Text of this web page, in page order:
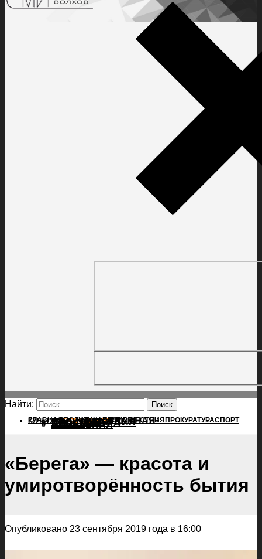
Найти:
ГЛАВНАЯПОЛИТИКАПРОИСШЕСТВИЯ ПРОКУРАТУРАСПОРТ
КУЛЬТУРАПОСЕЛЕНИЯГЛАВНАЯ
ПОЛИТИКА
ПРОИСШЕСТВИЯ
ПРОКУРАТУРА
СПОРТ
КУЛЬТУРА
ПОСЕЛЕНИЯ
«Берега» — красота и
умиротворённость бытия
Опубликовано 23 сентября 2019 года в 16:00